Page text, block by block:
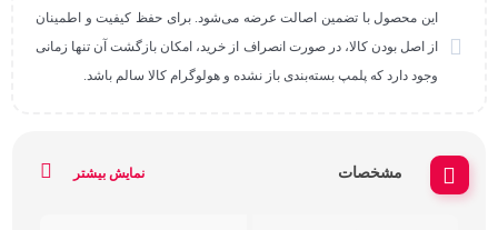
این محصول با تضمین اصالت عرضه می‌شود. برای حفظ کیفیت و اطمینان
از اصل بودن کالا، در صورت انصراف از خرید، امکان بازگشت آن تنها زمانی
وجود دارد که پلمپ بسته‌بندی باز نشده و هولوگرام کالا سالم باشد.
مشخصات نمایش بیشتر